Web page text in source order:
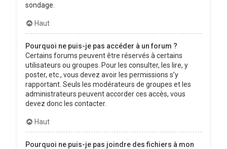
sondage.
Haut
Pourquoi ne puis-je pas accéder à un forum ?
Certains forums peuvent être réservés à certains
utilisateurs ou groupes. Pour les consulter, les lire, y
poster, etc., vous devez avoir les permissions s’y
rapportant. Seuls les modérateurs de groupes et les
administrateurs peuvent accorder ces accès, vous
devez donc les contacter.
Haut
Pourquoi ne puis-je pas joindre des fichiers à mon